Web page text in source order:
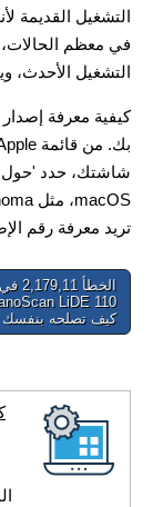
في معظم الحالات،
التشغيل الأحدث،
تريد معرفة رقم
Post
navigation
الخطأ
كيف تصلحه